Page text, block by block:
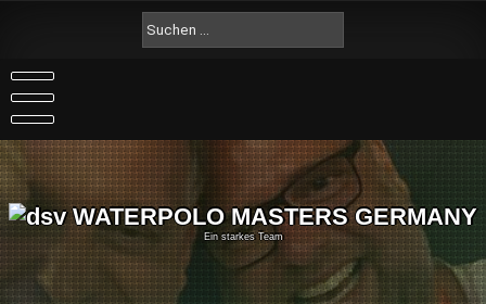
nach:
Ein starkes Team